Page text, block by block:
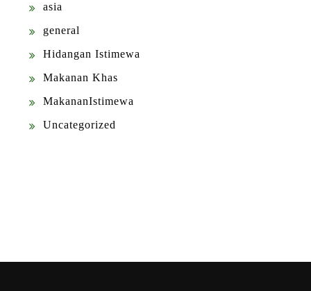
asia
general
Hidangan Istimewa
Makanan Khas
MakananIstimewa
Uncategorized